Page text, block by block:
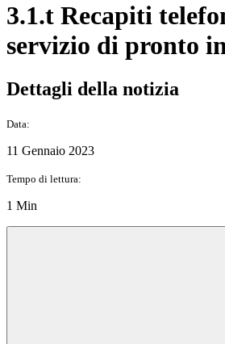
3.1.t Recapiti
servizio di pronto
Dettagli della notizia
Data:
11 Gennaio 2023
Tempo di lettura:
1 Min